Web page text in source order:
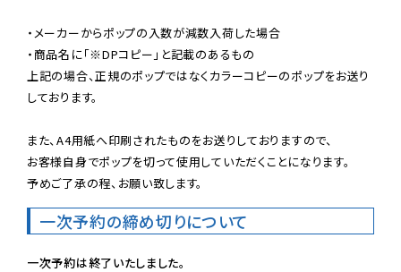
・メーカーからポップの入数が減数入荷した場合
・商品名に「※DPコピー」と記載のあるもの
上記の場合、正規のポップではなくカラーコピーのポップをお送り
しております。
また、A4用紙へ印刷されたものをお送りしておりますので、
お客様自身でポップを切って使用していただくことになります。
予めご了承の程、お願い致します。
一次予約の締め切りについて
一次予約は終了いたしました。